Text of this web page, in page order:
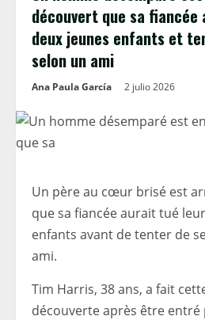
découvert que sa
deux jeunes enfants et
selon un ami
Ana Paula García 2 julio 2026
Un père au cœur brisé est
que sa fiancée aurait tué
enfants avant de tenter de
ami.
Tim Harris, 38 ans, a fait
découverte après être